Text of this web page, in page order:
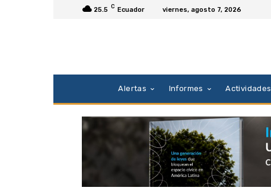
25.5 C Ecuador viernes, agosto 7, 2026
Alertas Informes Actividades